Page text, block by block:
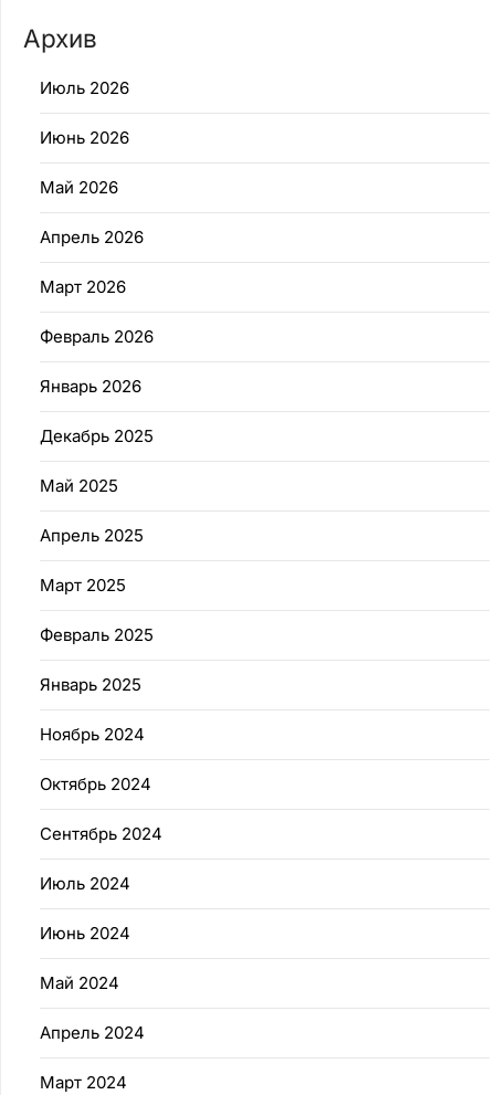
Архив
Июль 2026
Июнь 2026
Май 2026
Апрель 2026
Март 2026
Февраль 2026
Январь 2026
Декабрь 2025
Май 2025
Апрель 2025
Март 2025
Февраль 2025
Январь 2025
Ноябрь 2024
Октябрь 2024
Сентябрь 2024
Июль 2024
Июнь 2024
Май 2024
Апрель 2024
Март 2024